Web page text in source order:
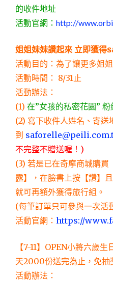
的收件地址
活動官網： http://
姐姐妹妹讚起來 立即獲
活動目的：為了讓更多姐
活動時間： 8/31止
活動辦法：
(1) 在”女孩的私密花園”
(2) 寫下收件人姓名、寄
到
不完整不贈送喔！)
(3) 若是已在奇摩商城購
露】，在臉書上按【讚】
就可再額外獲得旅行組。
(每筆訂單只可參與一次活
活動官網： https://
【7-11】OPEN小將六歲
天2000份送完為止，免抽
活動辦法：